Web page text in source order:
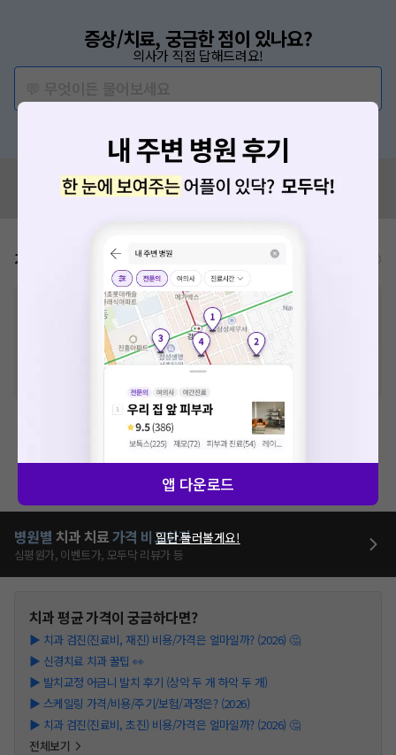
증상/치료, 궁금한 점이 있나요?
의사가 직접 답해드려요!
혹시 잘못된 병원정보가 있나요?
모두닥 팀에 알려주세요!
가격표 비급여/급여 진료란?
비급여 항목의 경우,추가비용 등으로 실제 가격과 상이할 수 있으니, 정확
한 가격은 해당 의료기관에 직접 문의해주세요.
급여 항목의 경우, 건강보험심사평가원에 고지되어 있는 급여 진료 기준 가
격입니다. (진료와 연관된 복합적인 비용이 추가되어, 병원마다 금액이 다르게
산정될 수 있는 점 참고 바랍니다.)
병원별 치과 치료가격 비교하기
심평원가, 이벤트가, 모두닥 리뷰가 등
치과평균 가격이 궁금하다면?
▶ 치과 검진(진료비, 재진) 비용/가격은 얼마일까? (2026) 🤔
▶ 신경치료 치과 꿀팁 👀
▶ 발치교정 어금니 발치 후기 (상악 두 개 하악 두 개)
▶ 스케일링 가격/비용/주기/보험/과정은? (2026)
▶ 치과 검진(진료비, 초진) 비용/가격은 얼마일까? (2026) 🤔
전체보기
앱 다운로드
일단 둘러볼게요!